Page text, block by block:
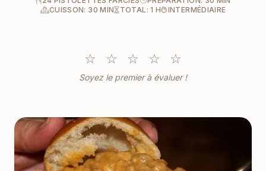
CUISSON: 30 MIN
TOTAL: 1 H INTERMÉDIAIRE
☆ ☆ ☆ ☆ ☆
Soyez le premier à évaluer !